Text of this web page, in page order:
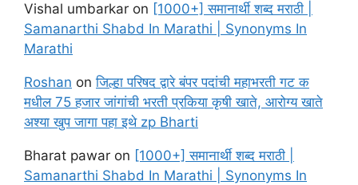
Vishal umbarkar on [1000+] समानार्थी शब्द मराठी |
Samanarthi Shabd In Marathi | Synonyms In
Marathi
Roshan onजिल्हा परिषद द्वारे बंपर पदांची महाभरती गट क
मधील 75 हजार जांगांची भरती प्रकिया कृषी खाते, आरोग्य खाते
अश्या खुप जागा पहा इथे zp Bharti
Bharat pawar on [1000+] समानार्थी शब्द मराठी |
Samanarthi Shabd In Marathi | Synonyms In